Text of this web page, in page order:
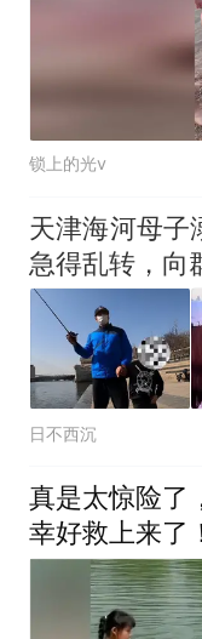
锁上的光v
天津海河母子
急得乱转，向
日不西沉
真是太惊险了
幸好救上来了